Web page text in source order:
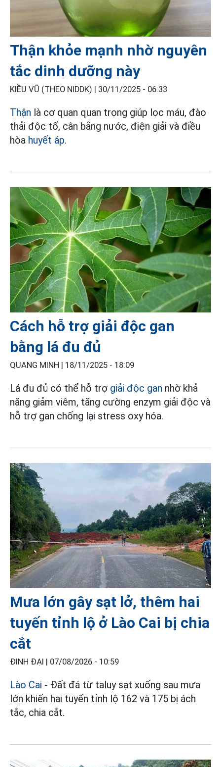
Thận khỏe mạnh nhờ nguyên
tắc dinh dưỡng này
KIỀU VŨ (THEO NIDDK) | 30/11/2025 - 06:33
Thận là cơ quan quan trọng giúp lọc máu, đào
thải độc tố, cân bằng nước, điện giải và điều
hòa huyết áp.
Cách hỗ trợ giải độc gan
bằng lá đu đủ
QUANG MINH | 18/11/2025 - 18:09
Lá đu đủ có thể hỗ trợ giải độc gan nhờ khả
năng giảm viêm, tăng cường enzym giải độc và
hỗ trợ gan chống lại stress oxy hóa.
Mưa lớn gây sạt lở, thêm hai
tuyến tỉnh lộ ở Lào Cai bị chia
cắt
ĐINH ĐẠI | 07/08/2026 - 10:59
Lào Cai - Đất đá từ taluy sạt xuống sau mưa
lớn khiến hai tuyến tỉnh lộ 162 và 175 bị ách
tắc, chia cắt.